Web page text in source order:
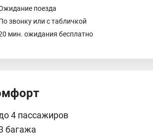
поезда
звонку или с табличкой
мин. ожидания бесплатно
4 пассажиров
багажа